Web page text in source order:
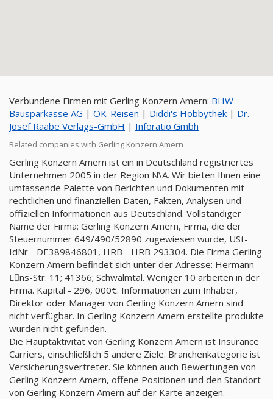
Verbundene Firmen mit Gerling Konzern Amern: BHW
Bausparkasse AG | OK-Reisen | Diddi's Hobbythek | Dr.
Josef Raabe Verlags-GmbH | Inforatio Gmbh
Related companies with Gerling Konzern Amern
Gerling Konzern Amern ist ein in Deutschland registriertes
Unternehmen 2005 in der Region N\A. Wir bieten Ihnen eine
umfassende Palette von Berichten und Dokumenten mit
rechtlichen und finanziellen Daten, Fakten, Analysen und
offiziellen Informationen aus Deutschland. Vollständiger
Name der Firma: Gerling Konzern Amern, Firma, die der
Steuernummer 649/490/52890 zugewiesen wurde, USt-
IdNr - DE389846801, HRB - HRB 293304. Die Firma Gerling
Konzern Amern befindet sich unter der Adresse: Hermann-
Lِns-Str. 11; 41366; Schwalmtal. Weniger 10 arbeiten in der
Firma. Kapital - 296, 000€. Informationen zum Inhaber,
Direktor oder Manager von Gerling Konzern Amern sind
nicht verfügbar. In Gerling Konzern Amern erstellte produkte
wurden nicht gefunden.
Die Hauptaktivität von Gerling Konzern Amern ist Insurance
Carriers, einschließlich 5 andere Ziele. Branchenkategorie ist
Versicherungsvertreter. Sie können auch Bewertungen von
Gerling Konzern Amern, offene Positionen und den Standort
von Gerling Konzern Amern auf der Karte anzeigen.